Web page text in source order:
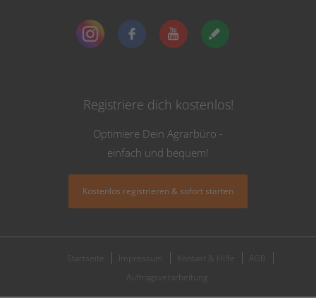
Registriere dich kostenlos!
Optimiere Dein Agrarbüro -
einfach und bequem!
Kostenlos registrieren & sofort starten
Startseite Impressum Kontakt & Hilfe
AGB
Auftragsverarbeitung